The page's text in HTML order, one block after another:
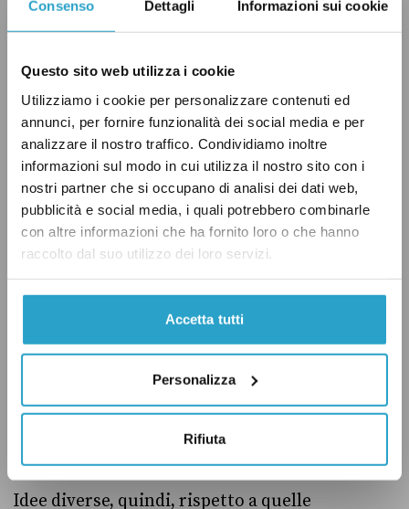
Consenso Dettagli Informazioni sui cookie
Questo sito web utilizza i cookie
Utilizziamo i cookie per personalizzare contenuti ed
annunci, per fornire funzionalità dei social media e per
analizzare il nostro traffico. Condividiamo inoltre
informazioni sul modo in cui utilizza il nostro sito con i
nostri partner che si occupano di analisi dei dati web,
pubblicità e social media, i quali potrebbero combinarle
con altre informazioni che ha fornito loro o che hanno
raccolto dal suo utilizzo dei loro servizi.
Accetta tutti
Personalizza
Rifiuta
oligarchie di partito, né a governi stranieri, a
corporazioni internazionali o media stranieri.
Il potere supremo nel nostro paese è di
appartenere solo alla Nazione!
Il partito,natocome un movimento anti-
establishment, intende inoltremodificareil
sistema elettorale polacco, con l’obiettivo di
rinnovare la politica del Paese.
In passato il leader di Kukiz 15, l’ex musicista
Pawel Kukiz, ha preso posizioni
critica
processi democratici»dell’Unione e l’eccessiva
importanza attribuita agli Stati principali, a
Idee diverse, quindi, rispetto a quelle